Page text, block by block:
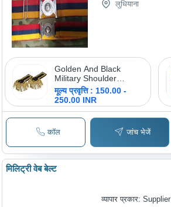
लुधियाना
Golden And Black
Military Shoulder
Epaulettes
मूल्य प्रवृत्ति : 150.00 -
250.00 INR
कॉल जांच भेजें
मिलिट्री वेब बेल्ट
व्यापार प्रकार: